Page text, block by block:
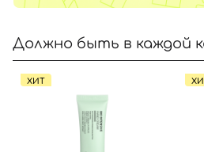
Должно быть в каждой
ХИТ